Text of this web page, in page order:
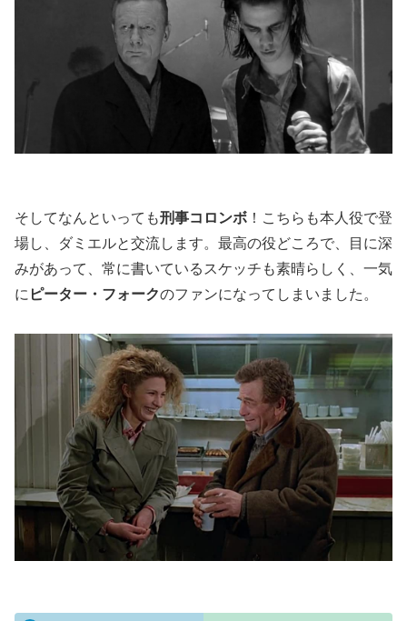
そしてなんといっても刑事コロンボ ！こちらも本人役で登
場し、ダミエルと交流します。最高の役どころで、目に深
みがあって、常に書いているスケッチも素晴らしく、一気
に ピーター・フォークのファンになってしまいました。